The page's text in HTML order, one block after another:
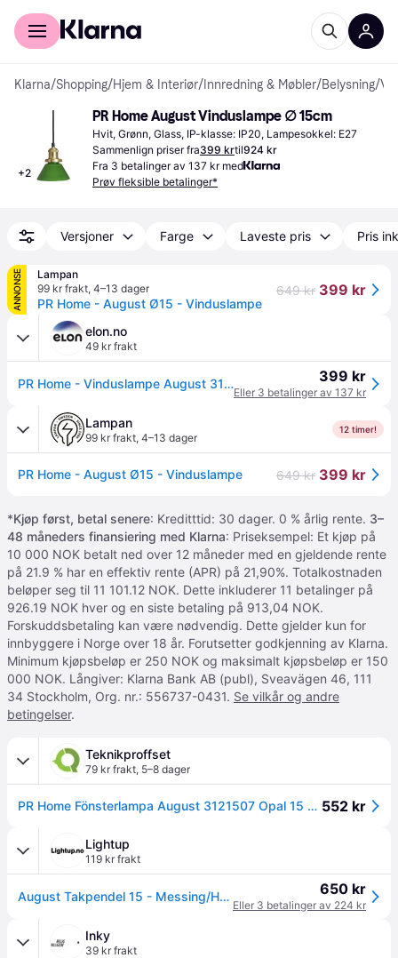
For kunder
Klarna/Shopping/Hjem & Interiør/ Innredning & Møbler/Belysning/
+2
PR Home August Vinduslampe ∅ 15cm
Hvit, Grønn, Glass, IP-klasse: IP20, Lampesokkel: E27
Sammenlign priser fra399 krtil924 kr
Fra 3 betalinger av 137 kr med
Prøv fleksible betalinger*
Versjoner Farge Laveste pris Pris
ANNONSE
Lampan
99 kr frakt, 4–13 dager
PR Home - August Ø15 - Vinduslampe
649 kr 399 kr
elon.no
49 kr frakt
PR Home - Vinduslampe August 3121510 Opal 15cm Hvit 399 kr
Eller 3 betalinger av 137 kr
Lampan
99 kr frakt, 4–13 dager
12 timer!
PR Home - August Ø15 - Vinduslampe 649 kr 399 kr
*Kjøp først, betal senere: Kreditttid: 30 dager. 0 % årlig rente. 3–
48 måneders finansiering med Klarna: Priseksempel: Et kjøp på
10 000 NOK betalt ned over 12 måneder med en gjeldende rente
på 21.9 % har en effektiv rente (APR) på 21,90%. Totalkostnaden
beløper seg til 11 101.12 NOK. Dette inkluderer 11 betalinger på
926.19 NOK hver og en siste betaling på 913,04 NOK.
Forskuddsbetaling kan være nødvendig. Dette gjelder kun for
innbyggere i Norge over 18 år. Forutsetter godkjenning av Klarna.
Minimum kjøpsbeløp er 250 NOK og maksimalt kjøpsbeløp er 150
000 NOK. Långiver: Klarna Bank AB (publ), Sveavägen 46, 111
34 Stockholm, Org. nr.: 556737-0431. Se vilkår og andre
betingelser.
Teknikproffset
79 kr frakt, 5–8 dager
PR Home Fönsterlampa August 3121507 Opal 15 cm PR Home 552 kr
Lightup
119 kr frakt
August Takpendel 15 - Messing/Hvit - Messing / Opal 650 kr
Eller 3 betalinger av 224 kr
Inky
39 kr frakt